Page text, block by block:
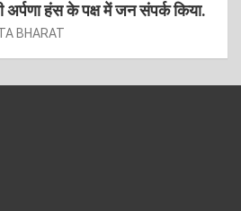
अर्पणा हंस के पक्ष में जन संपर्क किया.
BHARAT